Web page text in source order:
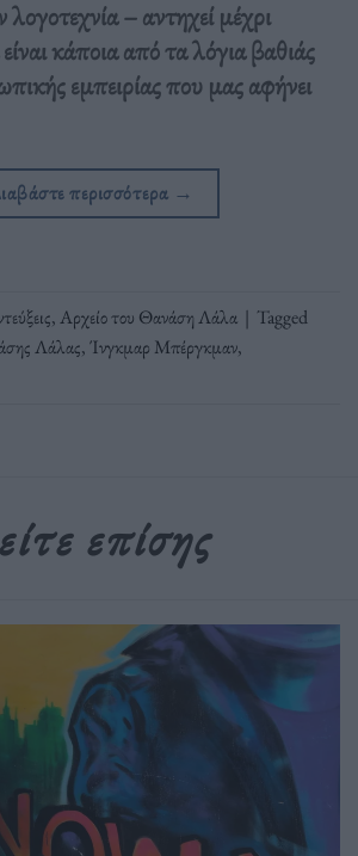
– αντηχεί μέχρι
κάποια από τα λόγια βαθιάς
εμπειρίας που μας αφήνει
περισσότερα →
,Αρχείο του Θανάση Λάλα | Tagged
Λάλας,Ίνγκμαρ Μπέργκμαν,
επίσης